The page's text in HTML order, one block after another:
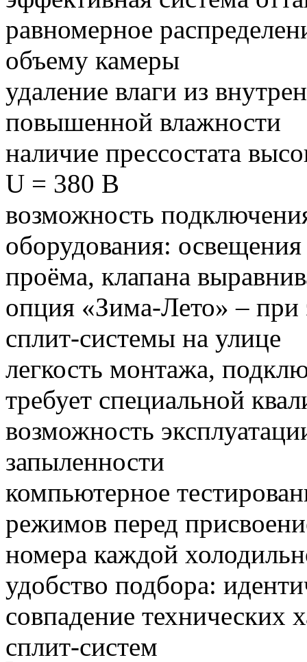
равномерное
объему камеры
удаление влаги из
повышенной влажности
наличие прессостата
U = 380 В
возможность
оборудования:
проёма, клапана
опция «Зима-Лето» – при
сплит-системы на улице
легкость монтажа,
требует специальной
возможность
запыленности
компьютерное
режимов перед
номера каждой
удобство подбора:
совпадение технических
сплит-систем